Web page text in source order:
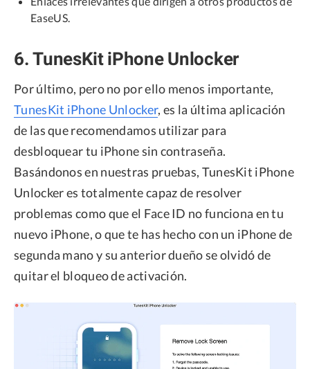
EaseUS.
6. TunesKit iPhone Unlocker
Por último, pero no por ello menos importante,
TunesKit iPhone Unlocker, es la última aplicación
de las que recomendamos utilizar para
desbloquear tu iPhone sin contraseña.
Basándonos en nuestras pruebas, TunesKit iPhone
Unlocker es totalmente capaz de resolver
problemas como que el Face ID no funciona en tu
nuevo iPhone, o que te has hecho con un iPhone de
segunda mano y su anterior dueño se olvidó de
quitar el bloqueo de activación.